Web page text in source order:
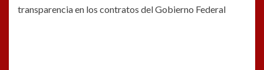
transparencia en los contratos del Gobierno Federal